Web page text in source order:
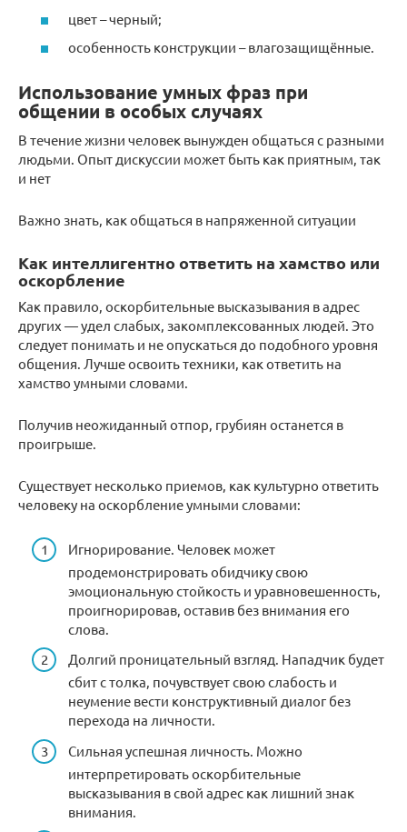
цвет – черный;
особенность конструкции – влагозащищённые.
Использование умных фраз при
общении в особых случаях
В течение жизни человек вынужден общаться с разными
людьми. Опыт дискуссии может быть как приятным, так
и нет
Важно знать, как общаться в напряженной ситуации
Как интеллигентно ответить на хамство или
оскорбление
Как правило, оскорбительные высказывания в адрес
других — удел слабых, закомплексованных людей. Это
следует понимать и не опускаться до подобного уровня
общения. Лучше освоить техники, как ответить на
хамство умными словами.
Получив неожиданный отпор, грубиян останется в
проигрыше.
Существует несколько приемов, как культурно ответить
человеку на оскорбление умными словами:
Игнорирование. Человек может
продемонстрировать обидчику свою
эмоциональную стойкость и уравновешенность,
проигнорировав, оставив без внимания его
слова.
Долгий проницательный взгляд. Нападчик будет
сбит с толка, почувствует свою слабость и
неумение вести конструктивный диалог без
перехода на личности.
Сильная успешная личность. Можно
интерпретировать оскорбительные
высказывания в свой адрес как лишний знак
внимания.